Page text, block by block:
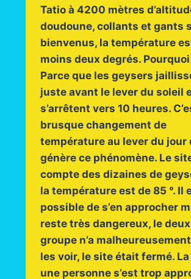
Tatio à 4200 mètres
doudoune, collants et gants
bienvenus, la température
moins deux degrés.
Parce que les geysers
juste avant le lever du soleil
s’arrêtent vers 10 heures.
brusque changement de
température au lever du jour
génère ce phénomène. Le
compte des dizaines de
la température est de 85 °. Il
possible de s’en approcher
reste très dangereux, le
groupe n’a
les voir, le site était fermé.
une personne s’est trop